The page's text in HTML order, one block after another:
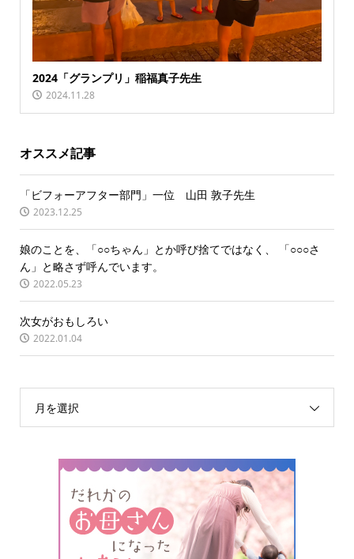
2024「グランプリ」稲福真子先生
2024.11.28
オススメ記事
「ビフォーアフター部門」一位 山田 敦子先生
2023.12.25
娘のことを、「○○ちゃん」とか呼び捨てではなく、 「○○○さ
ん」と略さず呼んでいます。
2022.05.23
次女がおもしろい
2022.01.04
月を選択